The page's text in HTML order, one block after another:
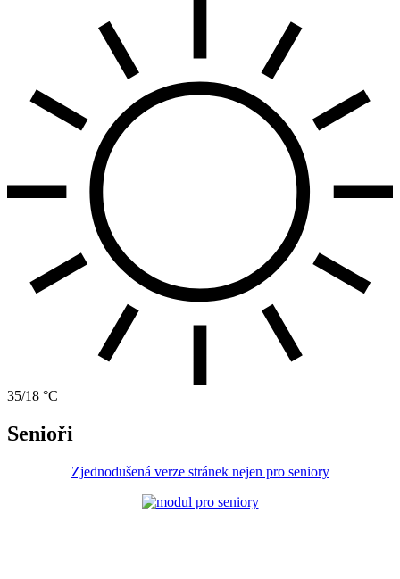
35/18 °C
Senioři
Zjednodušená verze stránek nejen pro seniory